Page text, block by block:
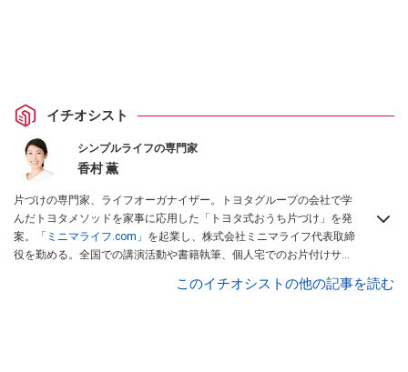
イチオシスト
シンプルライフの専門家
香村 薫
片づけの専門家、ライフオーガナイザー。トヨタグループの会社で学
んだトヨタメソッドを家事に応用した「トヨタ式おうち片づけ」を発
案。
「ミニマライフ.com」 を起業し、株式会社ミニマライフ代表取締
役を勤める。全国での講演活動や書籍執筆、個人宅でのお片付けサポ
このイチオシストの他の記事を読む